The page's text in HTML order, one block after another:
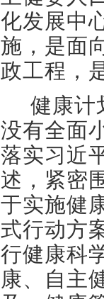
化发展中
施，是面
政工程，
健康计
没有全面
落实习近
述，紧密
于实施健
式行动方
行健康科
康、自主